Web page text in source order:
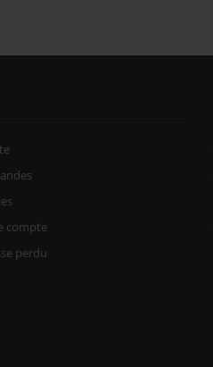
compte
perdu